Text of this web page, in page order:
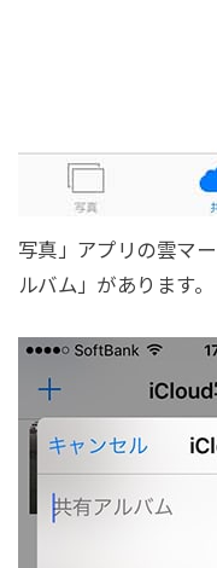
写真」アプリの雲マ
ルバム」があります。